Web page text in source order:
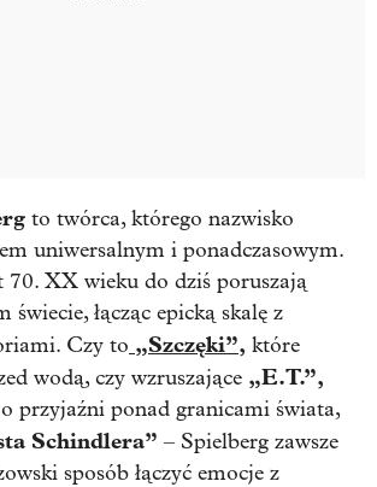
to twórca, którego nazwisko
uniwersalnym i ponadczasowym.
70. XX wieku do dziś poruszają
świecie, łącząc epicką skalę z
Czy to „Szczęki”, które
wodą, czy wzruszające „E.T.”,
przyjaźni ponad granicami świata,
Schindlera” – Spielberg zawsze
sposób łączyć emocje z